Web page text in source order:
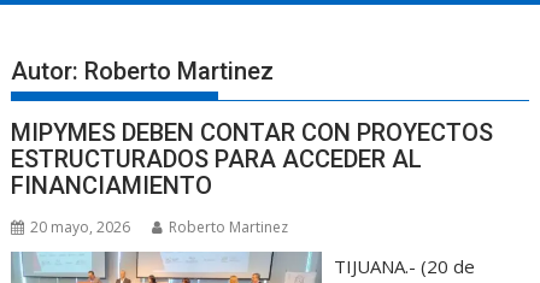
Autor: Roberto Martinez
MIPYMES DEBEN CONTAR CON PROYECTOS
ESTRUCTURADOS PARA ACCEDER AL
FINANCIAMIENTO
20 mayo, 2026 Roberto Martinez
TIJUANA.- (20 de